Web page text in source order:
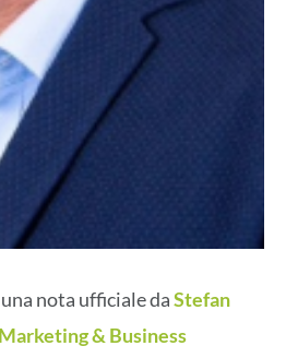
nota ufficiale daStefan
& Business